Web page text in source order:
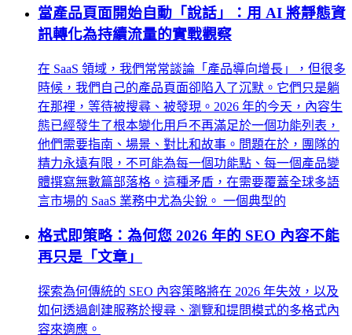
當產品頁面開始自動「說話」：用 AI 將靜態資
訊轉化為持續流量的實戰觀察
在 SaaS 領域，我們常常談論「產品導向增長」，但很多
時候，我們自己的產品頁面卻陷入了沉默。它們只是躺
在那裡，等待被搜尋、被發現。2026 年的今天，內容生
態已經發生了根本變化用戶不再滿足於一個功能列表，
他們需要指南、場景、對比和故事。問題在於，團隊的
精力永遠有限，不可能為每一個功能點、每一個產品變
體撰寫無數篇部落格。這種矛盾，在需要覆蓋全球多語
言市場的 SaaS 業務中尤為尖銳。 一個典型的
格式即策略：為何您 2026 年的 SEO 內容不能
再只是「文章」
探索為何傳統的 SEO 內容策略將在 2026 年失效，以及
如何透過創建服務於搜尋、瀏覽和提問模式的多格式內
容來適應。